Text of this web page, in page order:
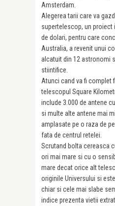
Amsterdam.
Alegerea tarii care va
supertelescop, un proiect
de dolari, pentru care
Australia, a revenit unui
alcatuit din 12 astronomi
stiintifice.
Atunci cand va fi complet
telescopul Square
include 3.000 de antene
si multe alte antene mai
amplasate pe o raza de
fata de centrul retelei.
Scrutand bolta cereasca
ori mai mare si cu o
mare decat orice alt
originile Universului si
chiar si cele mai slabe
indice prezenta vietii